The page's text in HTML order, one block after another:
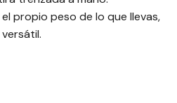
propio peso de lo que llevas,